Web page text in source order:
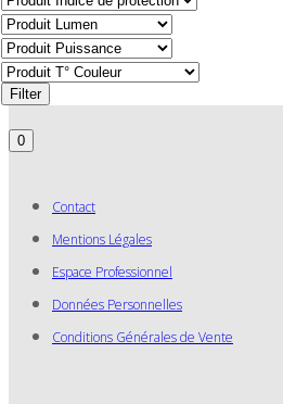
Filter
0
Contact
Mentions Légales
Espace Professionnel
Données Personnelles
Conditions Générales de Vente